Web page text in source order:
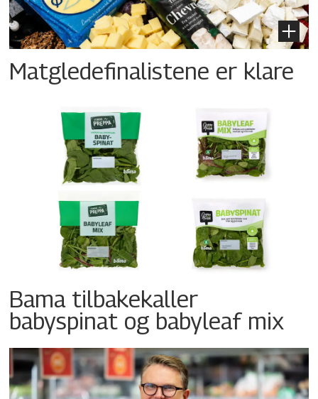
Matgledefinalistene er klare
Bama tilbakekaller
babyspinat og babyleaf mix